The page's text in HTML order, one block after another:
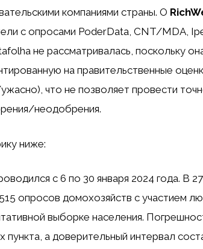
компаниями страны. О
с опросами PoderData, CNT/MDA,
не рассматривалась, поскольку
на правительственные
что не позволяет провести
неодобрения.
ниже:
с 6 по 30 января 2024 года. В
опросов домохозяйств с участием
выборке населения.
пункта, а доверительный интервал